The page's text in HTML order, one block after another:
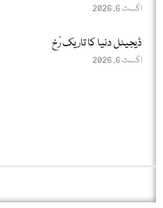
اگست 6, 2026
ڈیجیٹل دنیا کا تاریک رُخ
اگست 6, 2026